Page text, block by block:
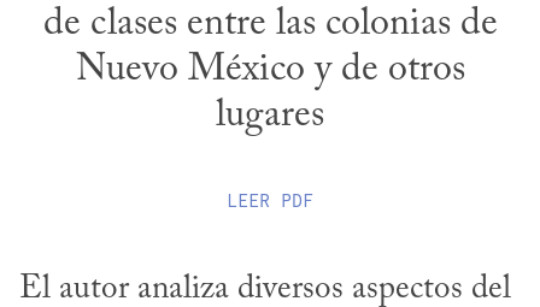
de clases entre las colonias de
Nuevo México y de otros
lugares
LEER PDF
El autor analiza diversos aspectos del